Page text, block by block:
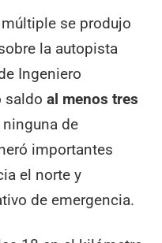
se produjo
la autopista
Ingeniero
saldoal menos tres
ninguna de
importantes
el norte y
de emergencia.